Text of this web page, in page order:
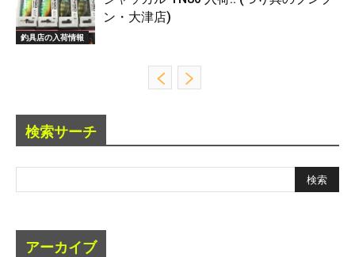
釣具店の入荷情報
ン・大津店)
検索サーチ
アーカイブ